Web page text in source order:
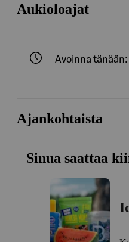
Aukioloajat
Avoinna
Ajankohtaista
Sinua saattaa